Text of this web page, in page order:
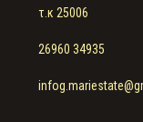
τ.κ 25006
26960 34935